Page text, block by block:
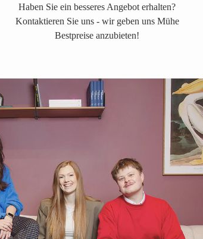
Haben Sie ein besseres Angebot erhalten?
Kontaktieren Sie uns - wir geben uns Mühe
Bestpreise anzubieten!